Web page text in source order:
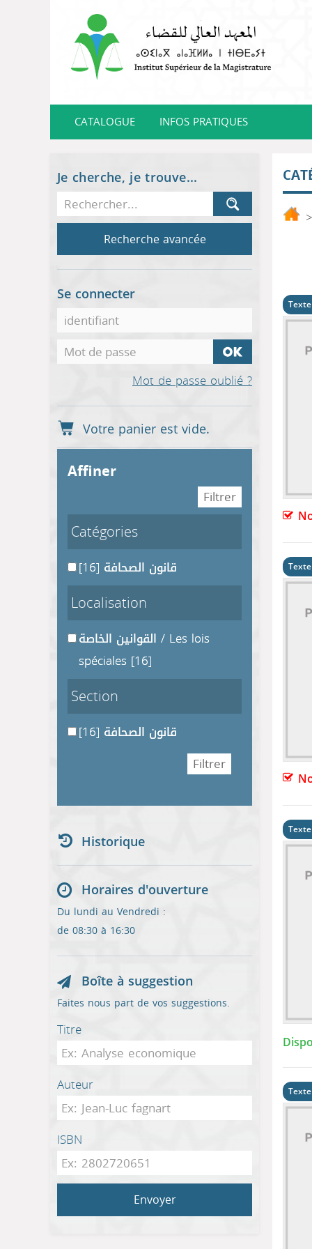
CATALOGUE INFOS PRATIQUES
>
Je cherche, je trouve...
Recherche avancée
Se connecter
Mot de passe oublié ?
affiner
Catégories
قانون الصحافة [16]
Localisation
القوانين الخاصة / Les lois
spéciales [16]
Section
قانون الصحافة [16]
Historique
Horaires d'ouverture
Du lundi au Vendredi :
de 08:30 à 16:30
Boîte à suggestion
Faites nous part de vos suggestions.
Titre
Auteur
ISBN
Envoyer